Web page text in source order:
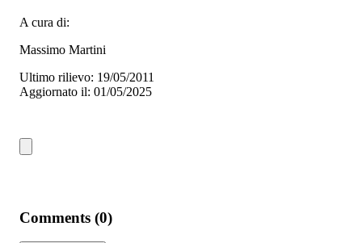
A cura di:
Massimo Martini
Ultimo rilievo: 19/05/2011
Aggiornato il: 01/05/2025
Comments (0)